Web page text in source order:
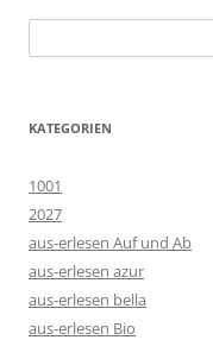
nach:
KATEGORIEN
1001
2027
aus-erlesen Auf und Ab
aus-erlesen azur
aus-erlesen bella
aus-erlesen Bio